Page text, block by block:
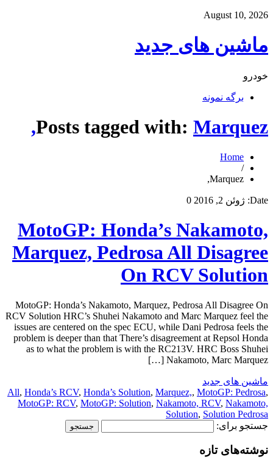
August 10, 2026
ماشین های جدید
خودرو
برگه نمونه
Posts tagged with: Marquez,
Home
/
Marquez,
Date: ژوئن 2, 2016 0
MotoGP: Honda’s Nakamoto,
Marquez, Pedrosa All Disagree
On RCV Solution
MotoGP: Honda’s Nakamoto, Marquez, Pedrosa All Disagree On
RCV Solution HRC’s Shuhei Nakamoto and Marc Marquez feel the
issues are centered on the spec ECU, while Dani Pedrosa feels the
problem is deeper than that There’s disagreement at Repsol Honda
as to what the problem is with the RC213V. HRC Boss Shuhei
Nakamoto, Marc Marquez […]
ماشین های جدید
All, Honda’s RCV, Honda’s Solution, Marquez,, MotoGP: Pedrosa,
MotoGP: RCV, MotoGP: Solution, Nakamoto, RCV, Nakamoto,
Solution, Solution Pedrosa
جستجو برای:
نوشته‌های تازه